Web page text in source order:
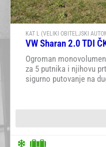
KAT L (VELIKI OBITELJSKI
VW Sharan 2.0 TDI
Ogroman
za 5 putnika i njihovu
sigurno putovanje na